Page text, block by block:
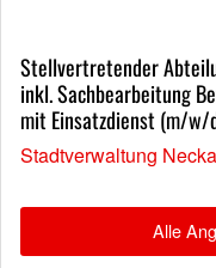
Stellvertretender
inkl. Sachbearbeitung
mit Einsatzdienst (m/w/
Stadtverwaltung
Alle